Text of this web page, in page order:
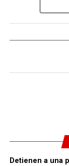
Detienen a una